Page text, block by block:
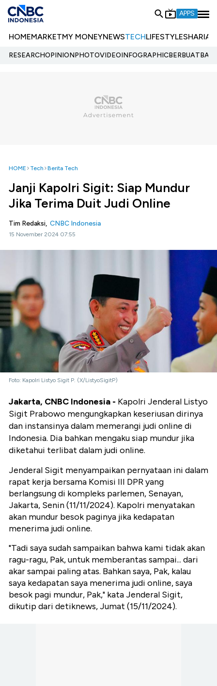
APPS
HOMEMARKETMY MONEYNEWSTECHLIFESTYLESHARIA
RESEARCHOPINIONPHOTOVIDEOINFOGRAPHIC
HOME Tech Berita Tech
Janji Kapolri Sigit: Siap Mundur
Jika Terima Duit Judi Online
Tim Redaksi, CNBC Indonesia
15 November 2024 07:55
Foto: Kapolri Listyo Sigit P. (X/ListyoSigitP)
Jakarta, CNBC Indonesia - Kapolri Jenderal Listyo
Sigit Prabowo mengungkapkan keseriusan dirinya
dan instansinya dalam memerangi judi online di
Indonesia. Dia bahkan mengaku siap mundur jika
diketahui terlibat dalam judi online.
Jenderal Sigit menyampaikan pernyataan ini dalam
rapat kerja bersama Komisi III DPR yang
berlangsung di kompleks parlemen, Senayan,
Jakarta, Senin (11/11/2024). Kapolri menyatakan
akan mundur besok paginya jika kedapatan
menerima judi online.
"Tadi saya sudah sampaikan bahwa kami tidak akan
ragu-ragu, Pak, untuk memberantas sampai... dari
akar sampai paling atas. Bahkan saya, Pak, kalau
saya kedapatan saya menerima judi online, saya
besok pagi mundur, Pak," kata Jenderal Sigit,
dikutip dari detiknews, Jumat (15/11/2024).